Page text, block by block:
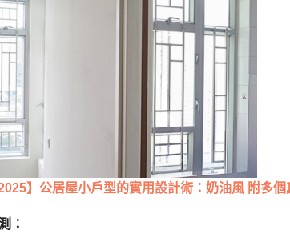
】公居屋小戶型的實用設計術：奶油風 附多個
：